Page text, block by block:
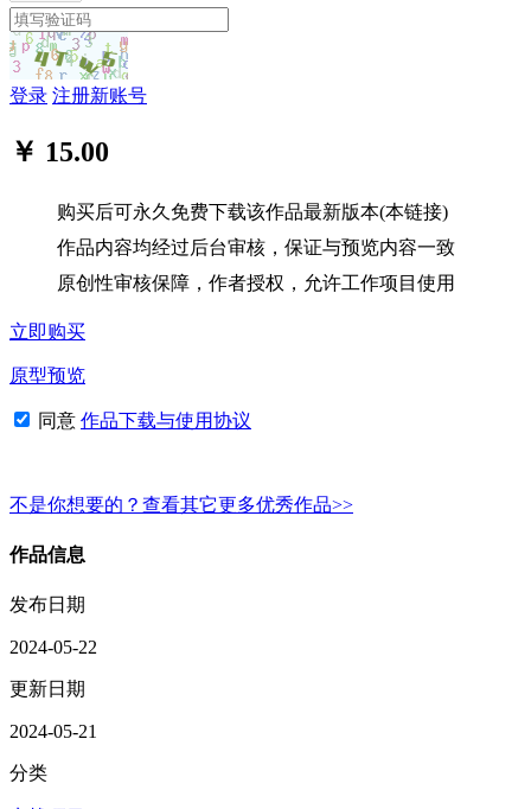
登录 注册新账号
￥ 15.00
购买后可永久免费下载该作品最新版本(本链接)
作品内容均经过后台审核，保证与预览内容一致
原创性审核保障，作者授权，允许工作项目使用
立即购买
原型预览
同意 作品下载与使用协议
不是你想要的？查看其它更多优秀作品>>
作品信息
发布日期
2024-05-22
更新日期
2024-05-21
分类